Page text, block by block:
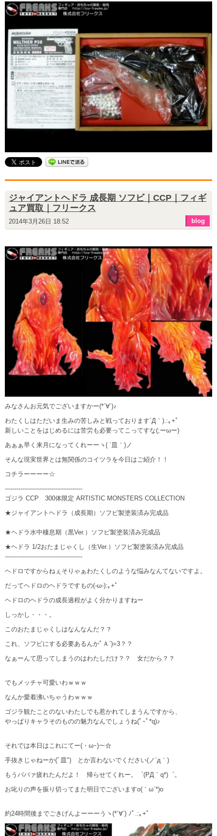
ジャイアントヘドラ 成長期 ソフビ｜CCP｜フィギ
ュア買取｜フリークス
2014年3月26日 18:52 blog
みなさんお元気でございますかー(*´∀`)♪
わたくしはただいま生みの苦しみと戦っております´Д｀).:｡+ﾟ
新しいことをはじめるには苦労も必要ってこってすな(;ーωー)
あぁぁ早く来月になってくれーーヽ( ´皿｀)ノ
そんな現実世界とは無関係のコイツラを今日はご紹介！！
コチラーーーー☆
----------------------------------------
ゴジラ CCP 300体限定 ARTISTIC MONSTERS COLLECTION
★ジャイアントヘドラ（成長期）ソフビ製塗装済み完成品
★ヘドラ水中棲息期（黒Ver.）ソフビ製塗装済み完成品
★ヘドラ 1/2おたまじゃくし（生Ver.）ソフビ製塗装済み完成品
----------------------------------------
ヘドロですからねぇそりゃぁわたくしのような悩みなんてないですよ。
だってヘドロのヘドラですもの(-ω-):｡+ﾟ
ヘドロのヘドラの成長過程がよく分かりますねー
しっかし・・・。
このおたまじゃくしはなんなんだ？？
これ、ソフビにする必要あるんかﾟＡ`)=3？？
なぁーんて思ってしまうのはわたしだけ？？ 女だから？？
でもメッチャ可愛いわｗｗｗ
なんか愛着沸いちゃうわｗｗｗ
ゴジラ観たことのないわたしでも惹かれてしまうんですから、
やっぱりキャラそのものの魅力なんでしょうね(ﾟｰﾟ*q)♪
それでは本日はこれにてー(・ωｰ)～☆
手抜きじゃねーか(ﾞ皿") とか言わないでください(ノ´д｀)
もうババァ疲れたんだよ！ 帰らせてくれー。゜(PД｀q*)゜。
お叱りの声を振り切ってまた明日でございますo(｀ω´*)o
約24時間後までごきげんよーーーうヽ(*´∀`) ﾉﾟ.:｡+ﾟ